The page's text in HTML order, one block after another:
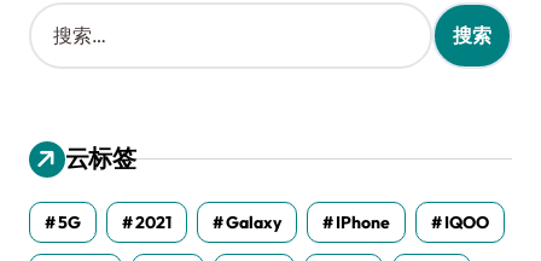
搜
索
：
云标签
5G 2021 Galaxy IPhone IQOO